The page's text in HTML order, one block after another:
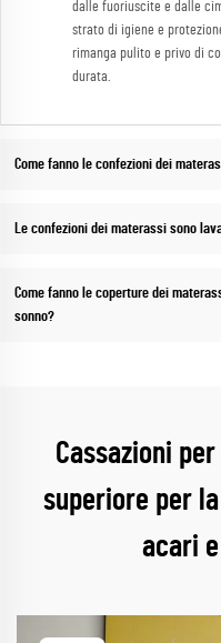
dalle fuoriuscite e dalle
strato di igiene e
rimanga pulito e privo di
durata.
Come fanno le confezioni dei
Le confezioni dei materassi sono
Come fanno le coperture dei
sonno?
Cassazioni
superiore per
acari